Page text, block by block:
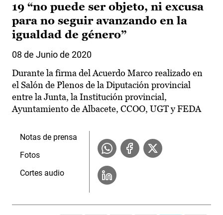
19 “no puede ser objeto, ni excusa
para no seguir avanzando en la
igualdad de género”
08 de Junio de 2020
Durante la firma del Acuerdo Marco realizado en
el Salón de Plenos de la Diputación provincial
entre la Junta, la Institución provincial,
Ayuntamiento de Albacete, CCOO, UGT y FEDA
Notas de prensa
Fotos
Cortes audio